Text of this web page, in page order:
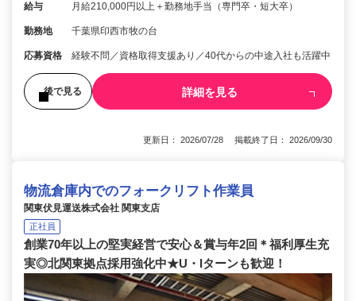
給与 月給210,000円以上＋勤務地手当（専門卒・短大卒）
勤務地 千葉県印西市牧の台
応募資格 経験不問／資格取得支援あり／40代からの中途入社も活躍中
後で見る 詳細を見る
更新日： 2026/07/28 掲載終了日： 2026/09/30
物流倉庫内でのフォークリフト作業員
関東伏見運送株式会社 関東支店
正社員
創業70年以上の堅実経営で安心＆賞与年2回＊福利厚生充
実◎北関東拠点採用強化中★U・Iターンも歓迎！